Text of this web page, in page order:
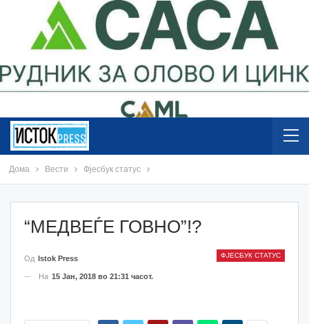
Дома Вести Фјесбук статус
“МЕДВЕЃЕ ГОВНО”!?
ФЈЕСБУК СТАТУС
Од Istok Press
На 15 Јан, 2018 во 21:31 часот.